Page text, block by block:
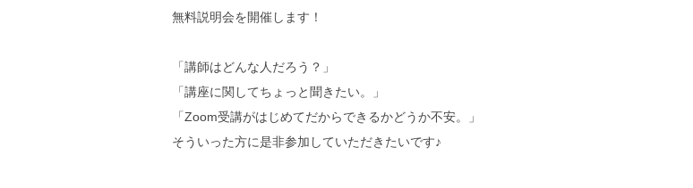
無料説明会を開催します！
「講師はどんな人だろう？」
「講座に関してちょっと聞きたい。」
「Zoom受講がはじめてだからできるかどうか不安。」
そういった方に是非参加していただきたいです♪